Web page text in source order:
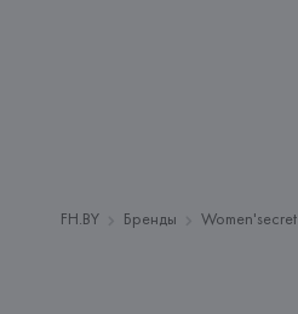
FH.BY Бренды Women'secret